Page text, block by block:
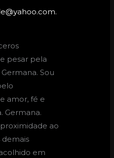
pesar pela
Germana. Sou
amor, fé e
Germana.
ao
demais
em